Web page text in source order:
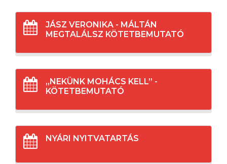
JÁSZ VERONIKA - MÁLTÁN
MEGTALÁLSZ KÖTETBEMUTATÓ
„NEKÜNK MOHÁCS KELL” -
KÖTETBEMUTATÓ
NYÁRI NYITVATARTÁS